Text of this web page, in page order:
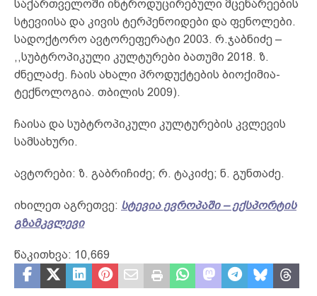
საქართველოში ინტროდუცირებული მცენარეების
სტევიისა და კივის ტერპენოიდები და ფენოლები.
სადოქტორო ავტორეფერატი 2003. რ.ჯაბნიძე –
,,სუბტროპიკული კულტურები ბათუმი 2018. ზ.
ძნელაძე. ჩაის ახალი პროდუქტების ბიოქიმია-
ტექნოლოგია. თბილის 2009).
ჩაისა და სუბტროპიკული კულტურების კვლევის
სამსახური.
ავტორები: ზ. გაბრიჩიძე; რ. ტაკიძე; ნ. გუნთაძე.
იხილეთ აგრეთვე: სტევია ევროპაში – ექსპორტის
გზამკვლევი
წაკითხვა: 10,669